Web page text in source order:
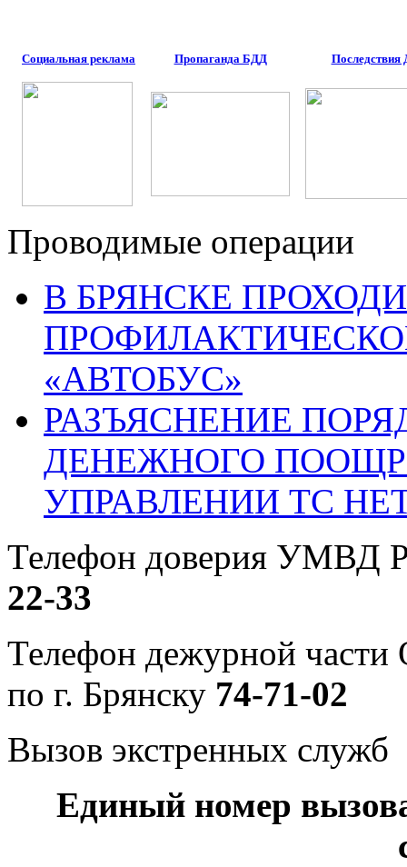
Социальная реклама Пропаганда БДД
Проводимые операции
В БРЯНСКЕ
«АВТОБУС»
РАЗЪЯСНЕНИЕ
ДЕНЕЖНОГО
УПРАВЛЕНИИ ТС
Телефон доверия УМВД
22-33
Телефон дежурной
по г. Брянску 74-71-02
Вызов экстренных служб
Единый номер